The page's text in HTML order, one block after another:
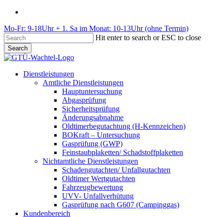
Skip
main
content
Mo-Fr: 9-18Uhr + 1. Sa im Monat: 10-13Uhr (ohne Termin)
Hit enter to search or ESC to close
Search
Close
Menu
Dienstleistungen
Amtliche Dienstleistungen
Hauptuntersuchung
Abgasprüfung
Sicherheitsprüfung
Änderungsabnahme
Oldtimerbegutachtung (H-Kennzeichen)
BOKraft – Untersuchung
Gasprüfung (GWP)
Feinstaubplaketten/ Schadstoffplaketten
Nichtamtliche Dienstleistungen
Schadengutachten/ Unfallgutachten
Oldtimer Wertgutachten
Fahrzeugbewertung
UVV- Unfallverhütung
Gasprüfung nach G607 (Campinggas)
Kundenbereich